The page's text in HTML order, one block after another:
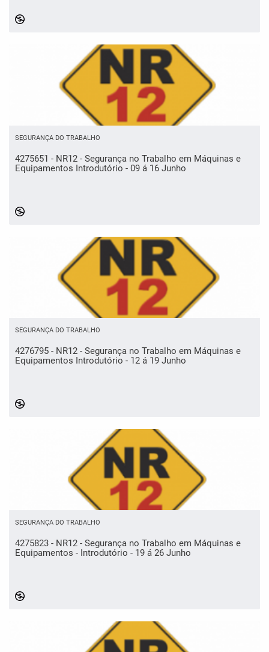
SEGURANÇA DO TRABALHO
4275651 - NR12 - Segurança no Trabalho em Máquinas e
Equipamentos Introdutório - 09 á 16 Junho
SEGURANÇA DO TRABALHO
4276795 - NR12 - Segurança no Trabalho em Máquinas e
Equipamentos Introdutório - 12 á 19 Junho
SEGURANÇA DO TRABALHO
4275823 - NR12 - Segurança no Trabalho em Máquinas e
Equipamentos - Introdutório - 19 á 26 Junho